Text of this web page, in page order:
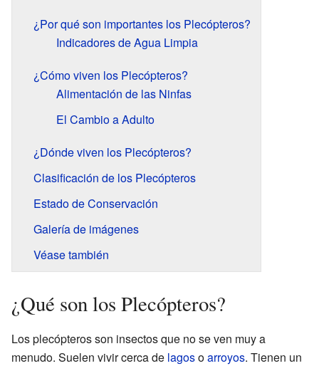
¿Por qué son importantes los Plecópteros?
Indicadores de Agua Limpia
¿Cómo viven los Plecópteros?
Alimentación de las Ninfas
El Cambio a Adulto
¿Dónde viven los Plecópteros?
Clasificación de los Plecópteros
Estado de Conservación
Galería de imágenes
Véase también
¿Qué son los Plecópteros?
Los plecópteros son insectos que no se ven muy a
menudo. Suelen vivir cerca de lagosoarroyos. Tienen un